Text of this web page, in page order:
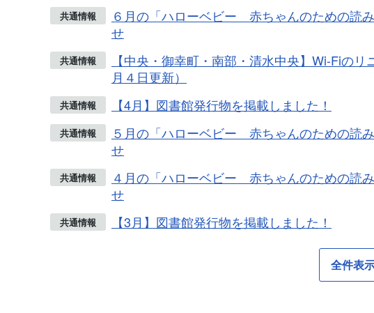
共通情報
６月の「ハローベビー 赤ちゃんのための読
せ
共通情報
【中央・御幸町・南部・清水中央】Wi-Fiのリ
月４日更新）
共通情報 【4月】図書館発行物を掲載しました！
共通情報
５月の「ハローベビー 赤ちゃんのための読
せ
共通情報
４月の「ハローベビー 赤ちゃんのための読
せ
共通情報 【3月】図書館発行物を掲載しました！
全件表